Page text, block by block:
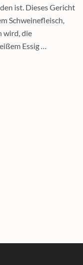
ist. Dieses Gericht
Schweinefleisch,
wird, die
Essig …